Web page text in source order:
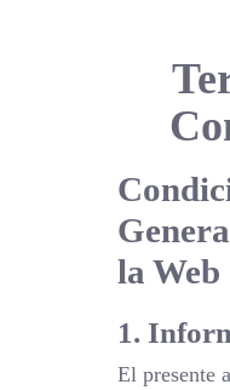
la Web
1.
El presente